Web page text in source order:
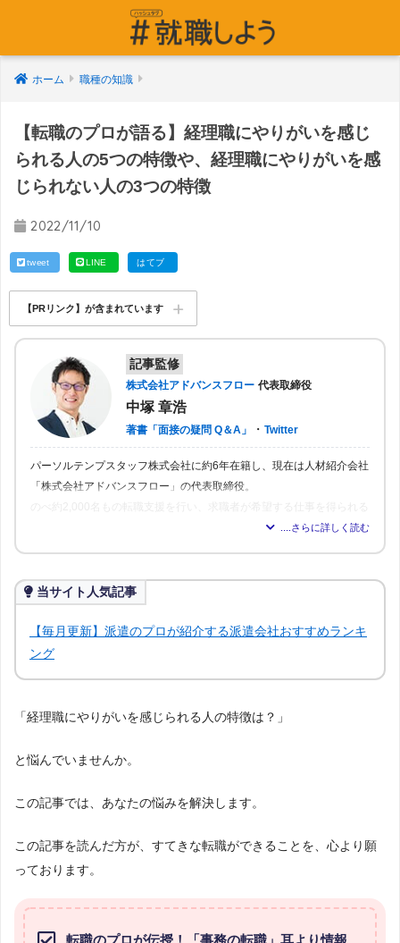
ホーム 職種の知識
【転職のプロが語る】経理職にやりがいを感じ
られる人の5つの特徴や、経理職にやりがいを感
じられない人の3つの特徴
2022/11/10
tweet LINE はてブ
【PRリンク】が含まれています
記事監修
株式会社アドバンスフロー 代表取締役
中塚 章浩
著書「面接の疑問 Q＆A」 ・ Twitter
パーソルテンプスタッフ株式会社に約6年在籍し、現在は人材紹介会社
「株式会社アドバンスフロー」の代表取締役。
よう尽力。人材業界16年の経験から「転職はしっかりとした情報が得
当サイト人気記事
【毎月更新】派遣のプロが紹介する派遣会社おすすめランキ
ング
「経理職にやりがいを感じられる人の特徴は？」
と悩んでいませんか。
この記事では、あなたの悩みを解決します。
この記事を読んだ方が、すてきな転職ができることを、心より願
っております。